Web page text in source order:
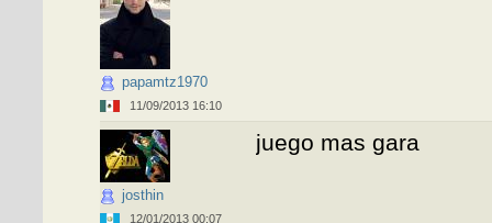
papamtz1970
11/09/2013 16:10
josthin
12/01/2013 00:07
juego mas gara